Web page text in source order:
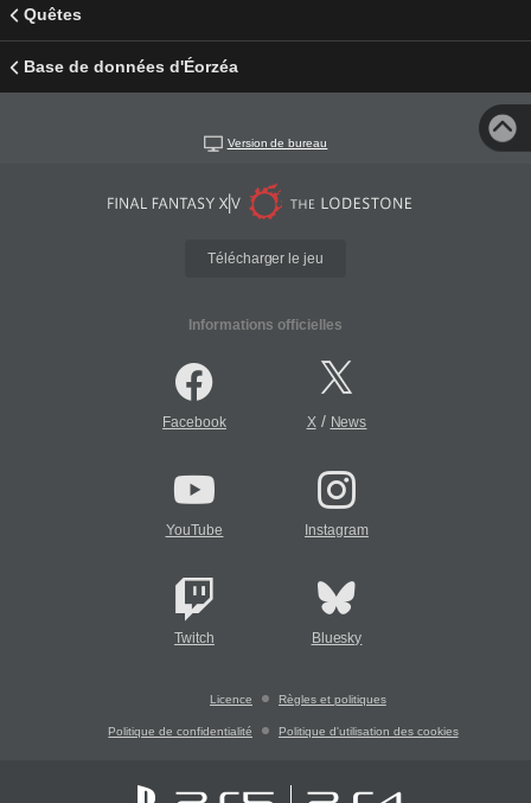
Quêtes
Base de données d'Éorzéa
Version de bureau
Télécharger le jeu
Informations officielles
Facebook X/ News
YouTube Instagram
Twitch Bluesky
Licence Règles et politiques
Politique de confidentialité Politique d'utilisation des cookies